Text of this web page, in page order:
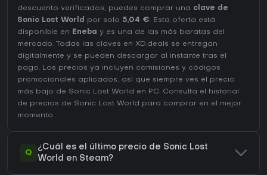
descuento verificados, puedes comprar una clave de
Sonic Lost World
por solo 5,04 €. Esta oferta está
disponible en Eneba y es una de las más baratas del
mercado. Todas las claves en XD.deals se entregan
digitalmente y se pueden descargar al instante tras el
pago. Los precios ya incluyen comisiones y códigos
promocionales aplicados, así que siempre ves el precio
más bajo de Sonic Lost World en PC. Consulta el
historial
de precios de Sonic Lost World para comprar en el mejor
momento.
Q
¿Cuál es el último precio de Sonic Lost
World en Steam?